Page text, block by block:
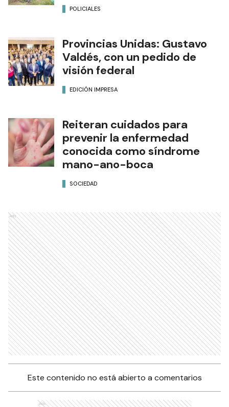
POLICIALES
Provincias Unidas: Gustavo
Valdés, con un pedido de
visión federal
EDICIÓN IMPRESA
Reiteran cuidados para
prevenir la enfermedad
conocida como síndrome
mano-ano-boca
SOCIEDAD
Ads
Este contenido no está abierto a comentarios
Ads